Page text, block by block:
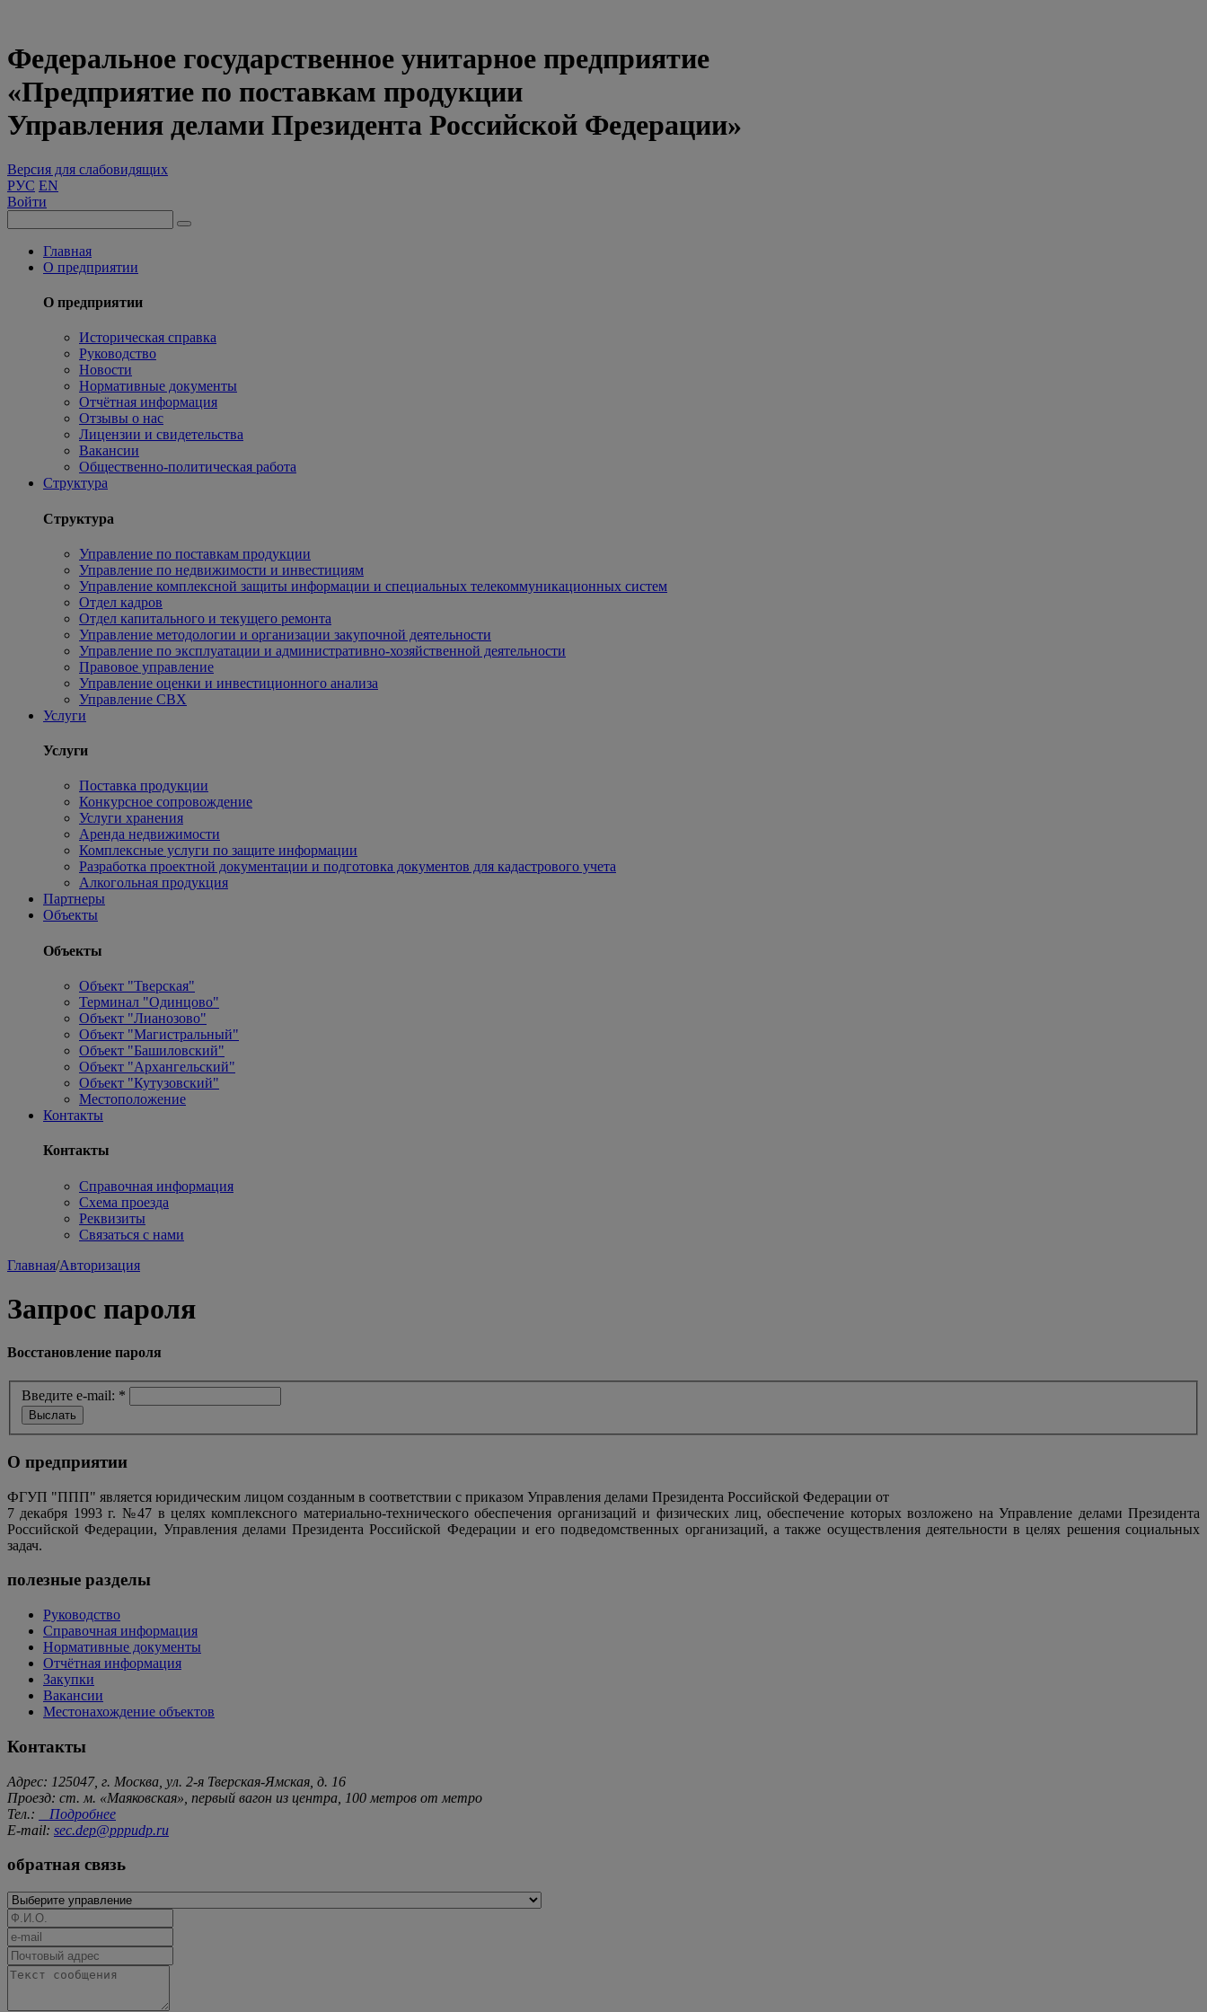
Федеральное государственное унитарное предприятие
«Предприятие по поставкам продукции
Управления делами Президента Российской Федерации»
Версия для слабовидящих
РУС EN
Войти
Главная
О предприятии
О предприятии
Историческая справка
Руководство
Новости
Нормативные документы
Отчётная информация
Отзывы о нас
Лицензии и свидетельства
Вакансии
Общественно-политическая работа
Структура
Структура
Управление по поставкам продукции
Управление по недвижимости и инвестициям
Управление комплексной защиты информации и специальных телекоммуникационных систем
Отдел кадров
Отдел капитального и текущего ремонта
Управление методологии и организации закупочной деятельности
Управление по эксплуатации и административно-хозяйственной деятельности
Правовое управление
Управление оценки и инвестиционного анализа
Управление СВХ
Услуги
Услуги
Поставка продукции
Конкурсное сопровождение
Услуги хранения
Аренда недвижимости
Комплексные услуги по защите информации
Разработка проектной документации и подготовка документов для кадастрового учета
Алкогольная продукция
Партнеры
Объекты
Объекты
Объект "Тверская"
Терминал "Одинцово"
Объект "Лианозово"
Объект "Магистральный"
Объект "Башиловский"
Объект "Архангельский"
Объект "Кутузовский"
Местоположение
Контакты
Контакты
Справочная информация
Схема проезда
Реквизиты
Связаться с нами
Главная/Авторизация
Запрос пароля
Восстановление пароля
Введите e-mail: *
О предприятии
ФГУП "ППП" является юридическим лицом созданным в соответствии с приказом Управления делами Президента Российской Федерации от
7 декабря 1993 г. №47 в целях комплексного материально-технического обеспечения организаций и физических лиц, обеспечение которых возложено на Управление делами Президента
Российской Федерации, Управления делами Президента Российской Федерации и его подведомственных организаций, а также осуществления деятельности в целях решения социальных
задач.
полезные разделы
Руководство
Справочная информация
Нормативные документы
Отчётная информация
Закупки
Вакансии
Местонахождение объектов
Контакты
Адрес: 125047, г. Москва, ул. 2-я Тверская-Ямская, д. 16
Проезд: ст. м. «Маяковская», первый вагон из центра, 100 метров от метро
Тел.:
Подробнее
E-mail: sec.dep@pppudp.ru
обратная связь